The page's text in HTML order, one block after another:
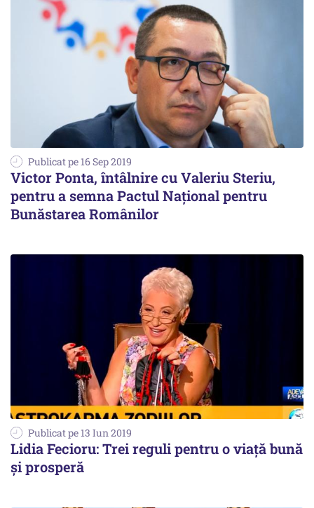
Publicat pe 16 Sep 2019
Victor Ponta, întâlnire cu Valeriu Steriu,
pentru a semna Pactul Național pentru
Bunăstarea Românilor
Publicat pe 13 Iun 2019
Lidia Fecioru: Trei reguli pentru o viață bună
și prosperă